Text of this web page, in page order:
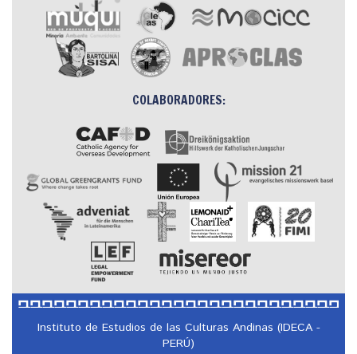
COLABORADORES:
Instituto de Estudios de las Culturas Andinas (IDECA -
PERÚ)